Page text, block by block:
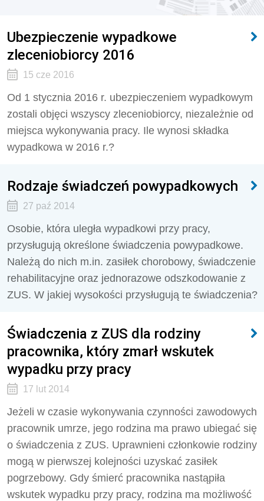
Ubezpieczenie wypadkowe
zleceniobiorcy 2016
15 cze 2016
Od 1 stycznia 2016 r. ubezpieczeniem wypadkowym
zostali objęci wszyscy zleceniobiorcy, niezależnie od
miejsca wykonywania pracy. Ile wynosi składka
wypadkowa w 2016 r.?
Rodzaje świadczeń powypadkowych
27 paź 2014
Osobie, która uległa wypadkowi przy pracy,
przysługują określone świadczenia powypadkowe.
Należą do nich m.in. zasiłek chorobowy, świadczenie
rehabilitacyjne oraz jednorazowe odszkodowanie z
ZUS. W jakiej wysokości przysługują te świadczenia?
Świadczenia z ZUS dla rodziny
pracownika, który zmarł wskutek
wypadku przy pracy
17 lut 2014
Jeżeli w czasie wykonywania czynności zawodowych
pracownik umrze, jego rodzina ma prawo ubiegać się
o świadczenia z ZUS. Uprawnieni członkowie rodziny
mogą w pierwszej kolejności uzyskać zasiłek
pogrzebowy. Gdy śmierć pracownika nastąpiła
wskutek wypadku przy pracy, rodzina ma możliwość